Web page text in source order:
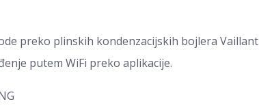
preko plinskih kondenzacijskih bojlera Vaillant
putem WiFi preko aplikacije.